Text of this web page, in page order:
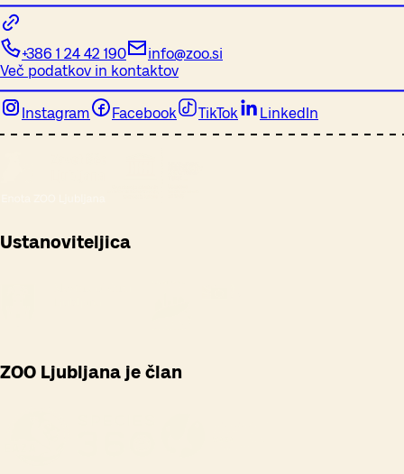
+386 1 24 42 190
info@zoo.si
Več podatkov in kontaktov
Instagram Facebook TikTok LinkedIn
Ustanoviteljica
ZOO Ljubljana je član